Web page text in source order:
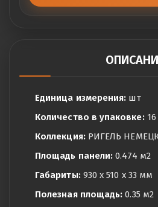
Единица измерения: шт
Количество в упаковке:16
Коллекция:РИГЕЛЬ
Площадь панели: 0.474 м2
Габариты:930 x 510 x 33 мм
Полезная площадь: 0.35 м2